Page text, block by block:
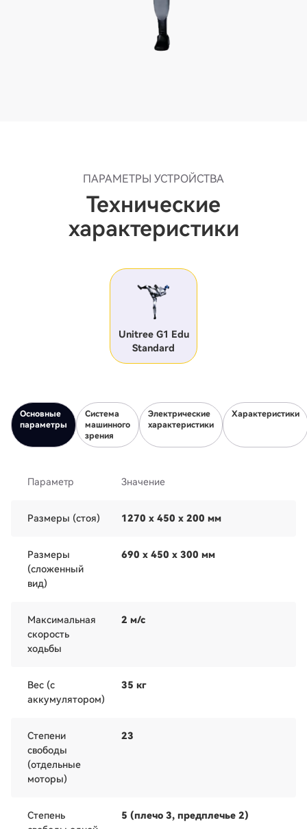
ПАРАМЕТРЫ УСТРОЙСТВА
Технические
характеристики
Unitree G1 Edu
Standard
Основные
параметры
Система
машинного
зрения
Электрические
характеристики
Характеристики
Параметр Значение
Размеры (стоя) 1270 x 450 x 200 мм
Размеры
(сложенный
вид)
690 x 450 x 300 мм
Максимальная
скорость
ходьбы
2 м/с
Вес (с
аккумулятором)
35 кг
Степени
свободы
(отдельные
моторы)
23
Степень
5 (плечо 3, предплечье 2)